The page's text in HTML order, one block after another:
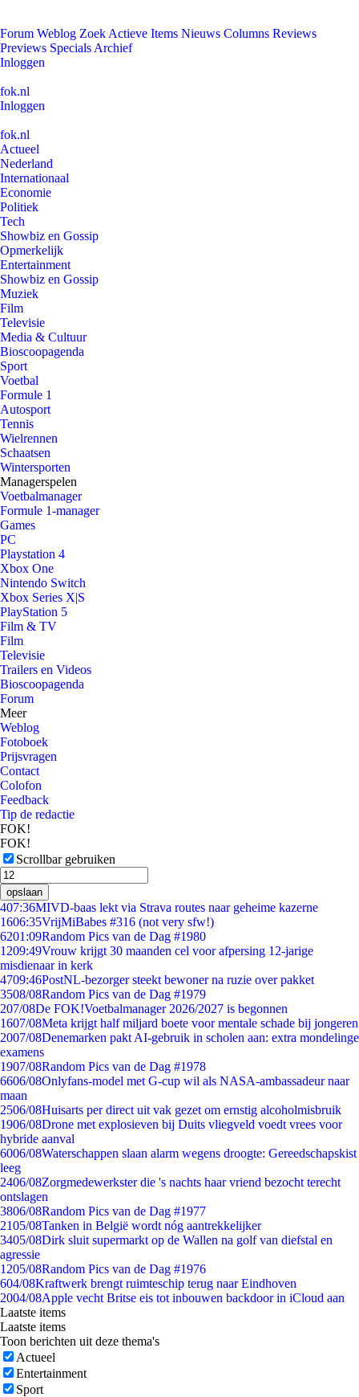
Forum Weblog Zoek Actieve Items Nieuws Columns Reviews
Previews Specials Archief
Inloggen
fok.nl
Inloggen
fok.nl
Actueel
Nederland
Internationaal
Economie
Politiek
Tech
Showbiz en Gossip
Opmerkelijk
Entertainment
Showbiz en Gossip
Muziek
Film
Televisie
Media & Cultuur
Bioscoopagenda
Sport
Voetbal
Formule 1
Autosport
Tennis
Wielrennen
Schaatsen
Wintersporten
Managerspelen
Voetbalmanager
Formule 1-manager
Games
PC
Playstation 4
Xbox One
Nintendo Switch
Xbox Series X|S
PlayStation 5
Film & TV
Film
Televisie
Trailers en Videos
Bioscoopagenda
Forum
Meer
Weblog
Fotoboek
Prijsvragen
Contact
Colofon
Feedback
Tip de redactie
FOK!
FOK!
Scrollbar gebruiken
opslaan
407:36MIVD-baas lekt via Strava routes naar geheime kazerne
1606:35VrijMiBabes #316 (not very sfw!)
6201:09Random Pics van de Dag #1980
1209:49Vrouw krijgt 30 maanden cel voor afpersing 12-jarige
misdienaar in kerk
4709:46PostNL-bezorger steekt bewoner na ruzie over pakket
3508/08Random Pics van de Dag #1979
207/08De FOK!Voetbalmanager 2026/2027 is begonnen
1607/08Meta krijgt half miljard boete voor mentale schade bij jongeren
2007/08Denemarken pakt AI-gebruik in scholen aan: extra mondelinge
examens
1907/08Random Pics van de Dag #1978
6606/08Onlyfans-model met G-cup wil als NASA-ambassadeur naar
maan
2506/08Huisarts per direct uit vak gezet om ernstig alcoholmisbruik
1906/08Drone met explosieven bij Duits vliegveld voedt vrees voor
hybride aanval
6006/08Waterschappen slaan alarm wegens droogte: Gereedschapskist
leeg
2406/08Zorgmedewerkster die 's nachts haar vriend bezocht terecht
ontslagen
3806/08Random Pics van de Dag #1977
2105/08Tanken in België wordt nóg aantrekkelijker
3405/08Dirk sluit supermarkt op de Wallen na golf van diefstal en
agressie
1205/08Random Pics van de Dag #1976
604/08Kraftwerk brengt ruimteschip terug naar Eindhoven
2004/08Apple vecht Britse eis tot inbouwen backdoor in iCloud aan
Laatste items
Laatste items
Toon berichten uit deze thema's
Actueel
Entertainment
Sport